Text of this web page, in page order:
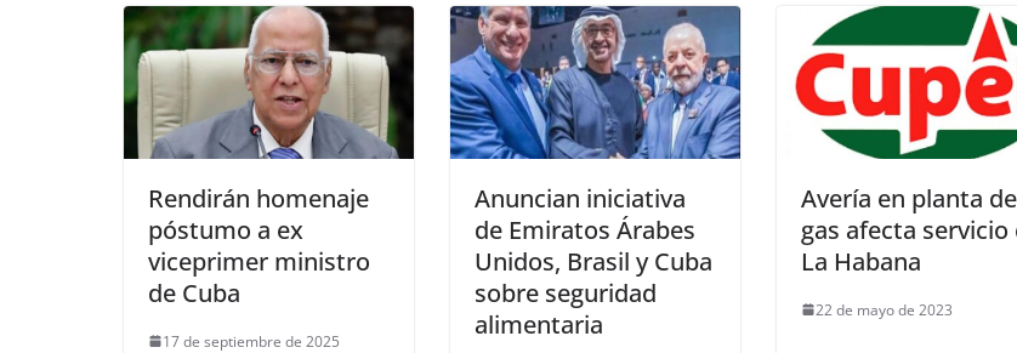
Rendirán homenaje
póstumo a ex
viceprimer ministro
de Cuba
17 de septiembre de 2025
Anuncian iniciativa
de Emiratos Árabes
Unidos, Brasil y Cuba
sobre seguridad
alimentaria
Avería en planta de
gas afecta servicio
La Habana
22 de mayo de 2023